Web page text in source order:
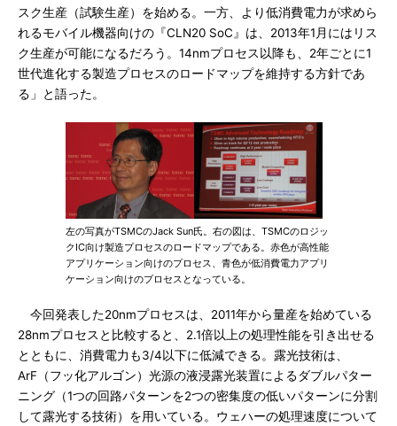
スク生産（試験生産）を始める。一方、より低消費電力が求めら
れるモバイル機器向けの『CLN20 SoC』は、2013年1月にはリス
ク生産が可能になるだろう。14nmプロセス以降も、2年ごとに1
世代進化する製造プロセスのロードマップを維持する方針であ
る」と語った。
左の写真がTSMCのJack Sun氏。右の図は、TSMCのロジッ
クIC向け製造プロセスのロードマップである。赤色が高性能
アプリケーション向けのプロセス、青色が低消費電力アプリ
ケーション向けのプロセスとなっている。
今回発表した20nmプロセスは、2011年から量産を始めている
28nmプロセスと比較すると、2.1倍以上の処理性能を引き出せる
とともに、消費電力も3/4以下に低減できる。露光技術は、
ArF（フッ化アルゴン）光源の液浸露光装置によるダブルパター
ニング（1つの回路パターンを2つの密集度の低いパターンに分割
して露光する技術）を用いている。ウェハーの処理速度について